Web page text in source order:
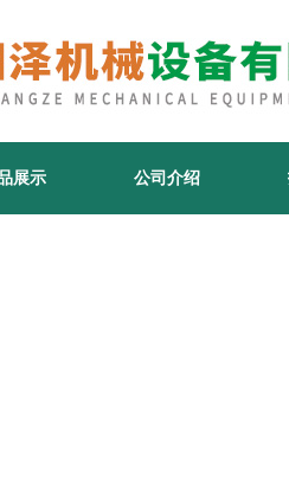
展示 公司介绍